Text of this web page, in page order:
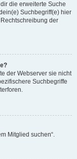
die erweiterte Suche
Suchbegriff(e) hier
der
der Webserver sie nicht
Suchbegriffe
Mitglied suchen“.